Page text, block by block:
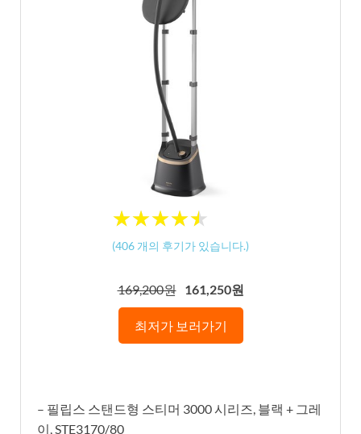
★★★★★
★★★★★
(406 개의 후기가 있습니다.)
169,200원 161,250원
최저가 보러가기
– 필립스 스탠드형 스티머 3000 시리즈, 블랙 + 그레
이, STE3170/80